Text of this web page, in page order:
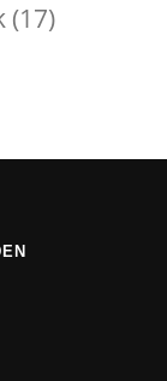
(17)